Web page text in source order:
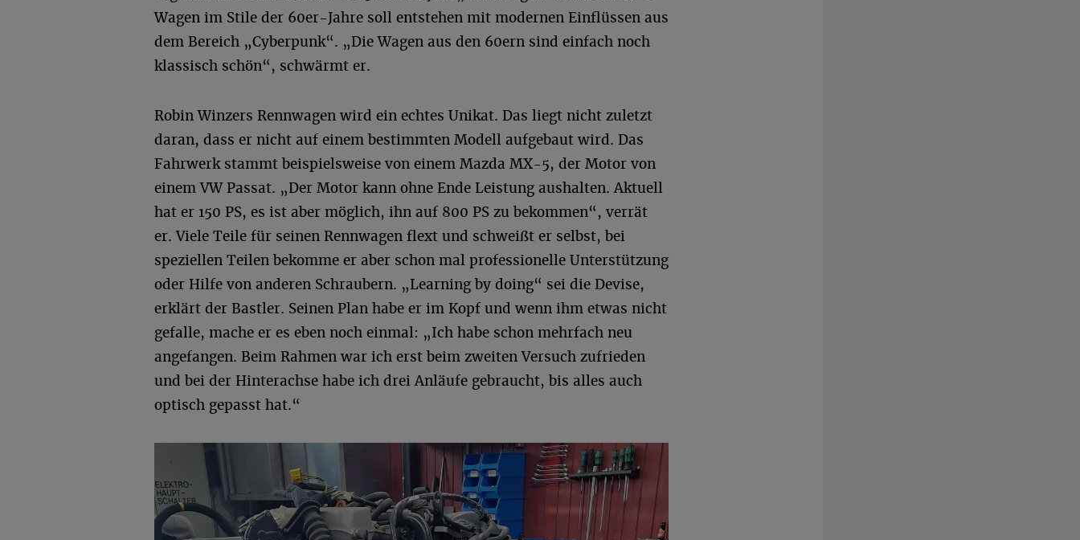
Wagen im Stile der 60er-Jahre soll entstehen mit modernen Einflüssen aus
dem Bereich „Cyberpunk“. „Die Wagen aus den 60ern sind einfach noch
klassisch schön“, schwärmt er.
Robin Winzers Rennwagen wird ein echtes Unikat. Das liegt nicht zuletzt
daran, dass er nicht auf einem bestimmten Modell aufgebaut wird. Das
Fahrwerk stammt beispielsweise von einem Mazda MX-5, der Motor von
einem VW Passat. „Der Motor kann ohne Ende Leistung aushalten. Aktuell
hat er 150 PS, es ist aber möglich, ihn auf 800 PS zu bekommen“, verrät
er. Viele Teile für seinen Rennwagen flext und schweißt er selbst, bei
speziellen Teilen bekomme er aber schon mal professionelle Unterstützung
oder Hilfe von anderen Schraubern. „Learning by doing“ sei die Devise,
erklärt der Bastler. Seinen Plan habe er im Kopf und wenn ihm etwas nicht
gefalle, mache er es eben noch einmal: „Ich habe schon mehrfach neu
angefangen. Beim Rahmen war ich erst beim zweiten Versuch zufrieden
und bei der Hinterachse habe ich drei Anläufe gebraucht, bis alles auch
optisch gepasst hat.“